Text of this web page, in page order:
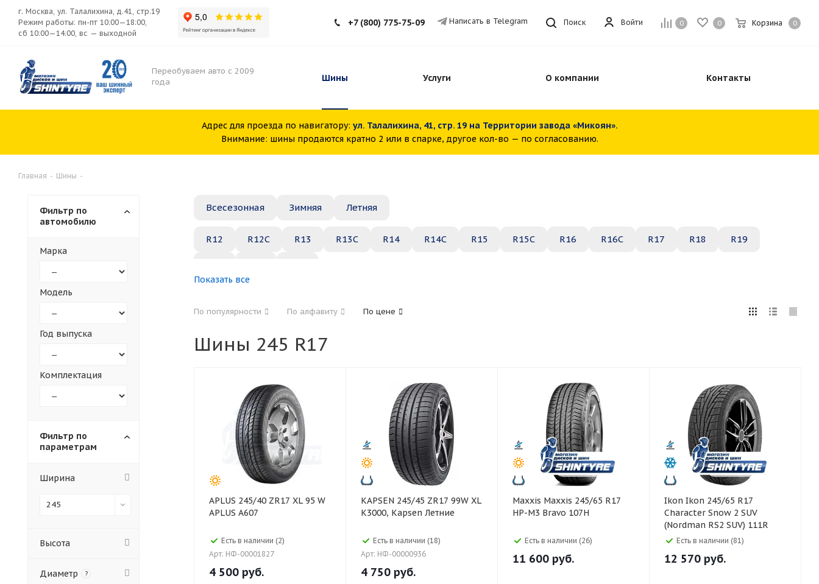
0 0 Корзина 0
Войти
г. Москва, ул. Талалихина, д.41, стр.19
Режим работы: пн-пт 10:00—18:00,
сб 10:00—14:00, вс — выходной
Поиск
+7 (800) 775-75-09 Написать в Telegram
Переобуваем авто с 2009
года
Шины Услуги О компании Контакты
Адрес для проезда по навигатору: ул. Талалихина, 41, стр. 19 на Территории завода «Микоян».
Внимание: шины продаются кратно 2 или в спарке, другое кол-во — по согласованию.
Главная - Шины -
Всесезонная Зимняя Летняя
R12 R12C R13 R13C R14 R14C R15 R15C R16 R16C R17 R18 R19
30 35 40 45
Показать все
По популярности По алфавиту По цене
Шины 245 R17
APLUS 245/40 ZR17 XL 95 W
APLUS A607
Есть в наличии (2)
Арт: НФ-00001827
4 500 руб.
KAPSEN 245/45 ZR17 99W XL
K3000, Kapsen Летние
Есть в наличии (18)
Арт: НФ-00000936
4 750 руб.
Maxxis Maxxis 245/65 R17
HP-M3 Bravo 107H
Есть в наличии (26)
11 600 руб.
Ikon Ikon 245/65 R17
Character Snow 2 SUV
(Nordman RS2 SUV) 111R
Есть в наличии (81)
12 570 руб.
Фильтр по
автомобилю
Марка
Модель
Год выпуска
Комплектация
Фильтр по
параметрам
Ширина
245
Высота
Диаметр ?